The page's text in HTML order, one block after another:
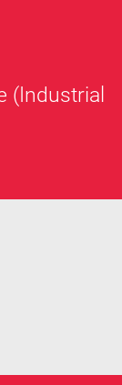
(Industrial